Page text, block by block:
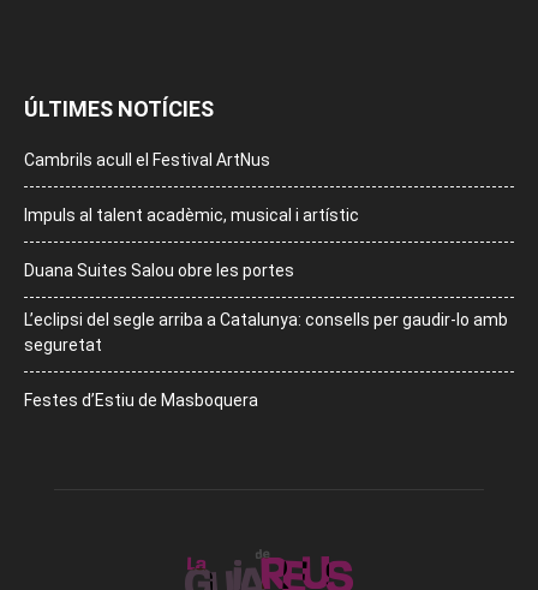
ÚLTIMES NOTÍCIES
Cambrils acull el Festival ArtNus
Impuls al talent acadèmic, musical i artístic
Duana Suites Salou obre les portes
L’eclipsi del segle arriba a Catalunya: consells per gaudir-lo amb
seguretat
Festes d’Estiu de Masboquera